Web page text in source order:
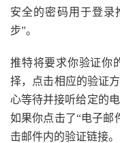
安全的密码用于登录
步”。
推特将要求你验证你
择，点击相应的验证
心等待并接听给定的
如果你点击了“电子邮
击邮件内的验证链接。